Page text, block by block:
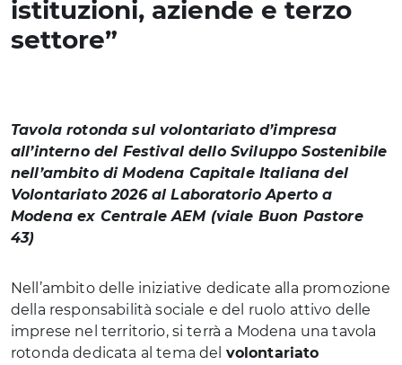
istituzioni, aziende e terzo
settore”
Tavola rotonda sul volontariato d’impresa
all’interno del Festival dello Sviluppo Sostenibile
nell’ambito di Modena Capitale Italiana del
Volontariato 2026 al Laboratorio Aperto a
Modena ex Centrale AEM (viale Buon Pastore
43)
Nell’ambito delle iniziative dedicate alla promozione
della responsabilità sociale e del ruolo attivo delle
imprese nel territorio, si terrà a Modena una tavola
rotonda dedicata al tema del volontariato